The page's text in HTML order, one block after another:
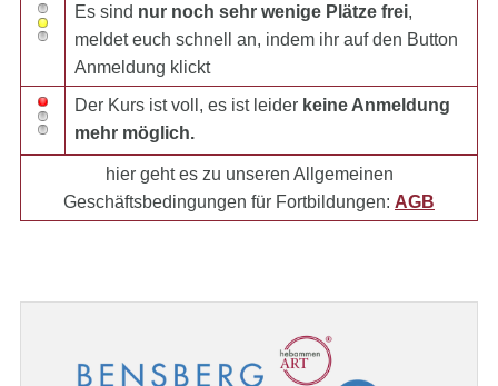
Es sind nur noch sehr wenige Plätze frei,
meldet euch schnell an, indem ihr auf den Button
Anmeldung klickt
Der Kurs ist voll, es ist leider keine Anmeldung
mehr möglich.
hier geht es zu unseren Allgemeinen
Geschäftsbedingungen für Fortbildungen: AGB